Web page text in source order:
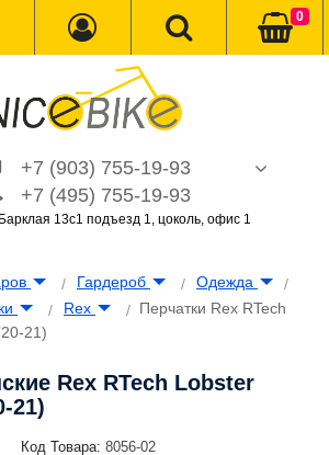
+7 (903) 755-19-93
+7 (495) 755-19-93
13с1 подъезд 1, цоколь, офис 1
0
Гардероб
Одежда
Rex
Перчатки Rex RTech
21)
Rex RTech Lobster
21)
Код Товара: 8056-02